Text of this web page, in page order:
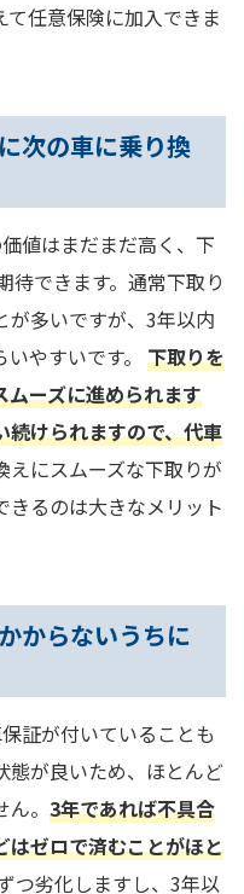
任意保険に加入できま
次の車に乗り換
値はまだまだ高く、下
待できます。通常下取り
が多いですが、3年以内
やすいです。 下取りを
ムーズに進められます
続けられますので、代車
えにスムーズな下取りが
るのは大きなメリット
からないうちに
証が付いていることも
態が良いため、ほとんど
。 3年であれば不具合
はゼロで済むことがほと
つ劣化しますし、3年以